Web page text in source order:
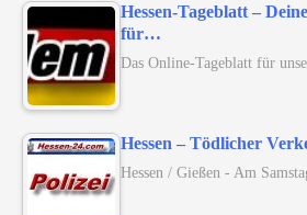
Hessen-Tageblatt –
für…
Das Online-Tageblatt für
Hessen – Tödlicher
Hessen / Gießen - Am